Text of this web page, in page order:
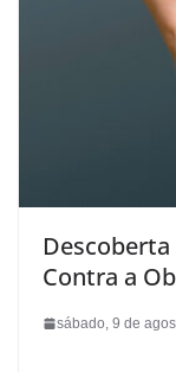
Contra a
sábado, 9 de